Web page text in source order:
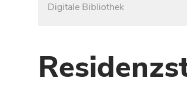
Digitale Bibliothek